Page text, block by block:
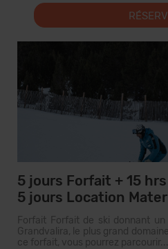
5 jours Forfait + 15
5 jours Location
Forfait Forfait de ski donnant
Grandvalira, le plus grand
ce forfait, vous pourrez parcourir...